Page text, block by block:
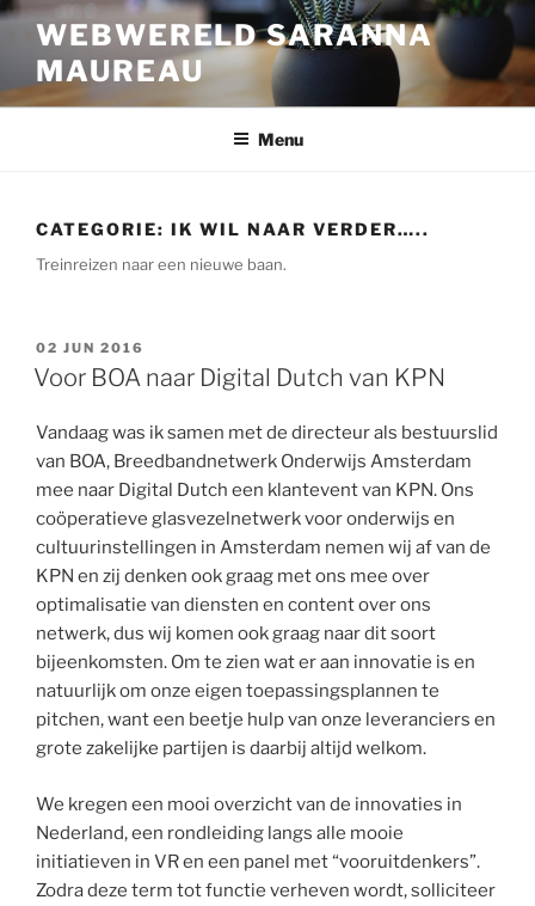
Ga
inhoud
WEBWERELD SARANNA
MAUREAU
Menu
CATEGORIE: IK WIL NAAR VERDER…..
Treinreizen naar een nieuwe baan.
GEPLAATST
OP
02 JUN 2016
Voor BOA naar Digital Dutch van KPN
Vandaag was ik samen met de directeur als bestuurslid
van BOA, Breedbandnetwerk Onderwijs Amsterdam
mee naar Digital Dutch een klantevent van KPN. Ons
coöperatieve glasvezelnetwerk voor onderwijs en
cultuurinstellingen in Amsterdam nemen wij af van de
KPN en zij denken ook graag met ons mee over
optimalisatie van diensten en content over ons
netwerk, dus wij komen ook graag naar dit soort
bijeenkomsten. Om te zien wat er aan innovatie is en
natuurlijk om onze eigen toepassingsplannen te
pitchen, want een beetje hulp van onze leveranciers en
grote zakelijke partijen is daarbij altijd welkom.
We kregen een mooi overzicht van de innovaties in
Nederland, een rondleiding langs alle mooie
initiatieven in VR en een panel met “vooruitdenkers”.
Zodra deze term tot functie verheven wordt, solliciteer